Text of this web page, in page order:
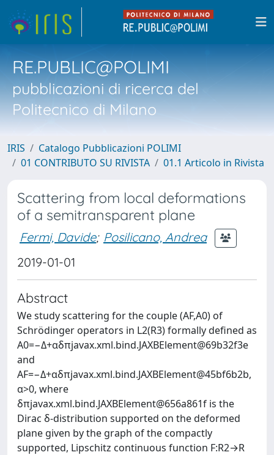
RE.PUBLIC@POLIMI
pubblicazioni di ricerca del
Politecnico di Milano
IRIS
Catalogo Pubblicazioni POLIMI
01 CONTRIBUTO SU RIVISTA
01.1 Articolo in Rivista
Scattering from local deformations
of a semitransparent plane
Fermi, Davide; Posilicano, Andrea
2019-01-01
Abstract
We study scattering for the couple (AF,A0) of
Schrödinger operators in L2(R3) formally defined as
A0=−Δ+αδπjavax.xml.bind.JAXBElement@69b32f3e
and
AF=−Δ+αδπjavax.xml.bind.JAXBElement@45bf6b2b,
α>0, where
δπjavax.xml.bind.JAXBElement@656a861f is the
Dirac δ-distribution supported on the deformed
plane given by the graph of the compactly
supported, Lipschitz continuous function F:R2→R